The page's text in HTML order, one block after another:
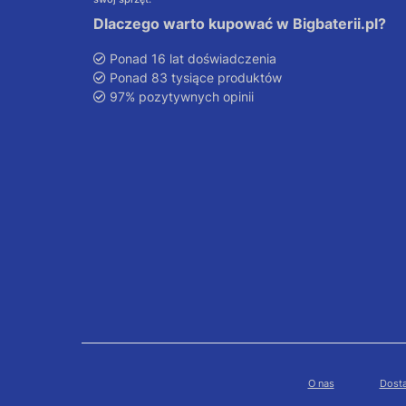
Dlaczego warto kupować w Bigbaterii.pl?
Ponad 16 lat doświadczenia
Ponad 83 tysiące produktów
97% pozytywnych opinii
O nas